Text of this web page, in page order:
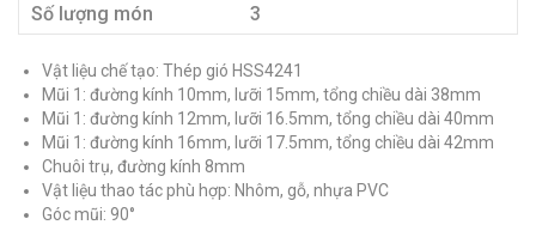
Số lượng món
3
Vật liệu chế tạo: Thép gió HSS4241
Mũi 1: đường kính 10mm, lưỡi 15mm, tổng chiều dài 38mm
Mũi 1: đường kính 12mm, lưỡi 16.5mm, tổng chiều dài 40mm
Mũi 1: đường kính 16mm, lưỡi 17.5mm, tổng chiều dài 42mm
Chuôi trụ, đường kính 8mm
Vật liệu thao tác phù hợp: Nhôm, gỗ, nhựa PVC
Góc mũi: 90°